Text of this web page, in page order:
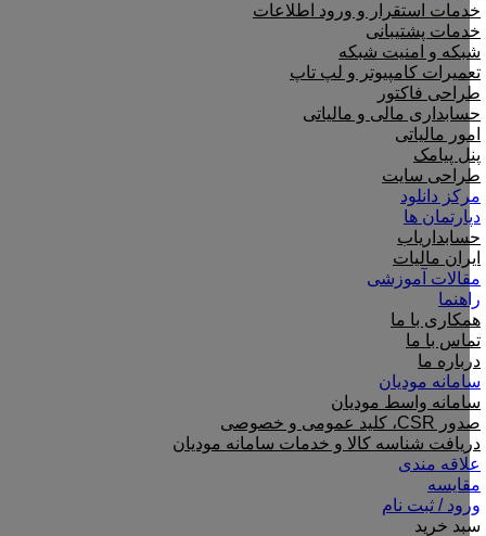
خدمات استقرار و ورود اطلاعات
خدمات پشتیبانی
شبکه و امنیت شبکه
تعمیرات کامپیوتر و لپ تاپ
طراحی فاکتور
حسابداری مالی و مالیاتی
امور مالیاتی
پنل پیامک
طراحی سایت
مرکز دانلود
دپارتمان ها
حسابداریاب
ایران مالیات
مقالات آموزشی
راهنما
همکاری با ما
تماس با ما
درباره ما
سامانه مودیان
سامانه واسط مودیان
صدور CSR، کلید عمومی و خصوصی
دریافت شناسه کالا و خدمات سامانه مودیان
علاقه مندی
مقایسه
ورود / ثبت نام
سبد خرید